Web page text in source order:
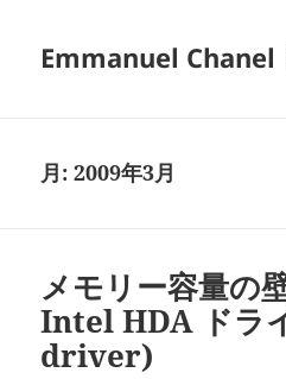
Emmanuel Chanel
月:2009年3月
メモリー容量の
Intel HDA ドラ
driver)